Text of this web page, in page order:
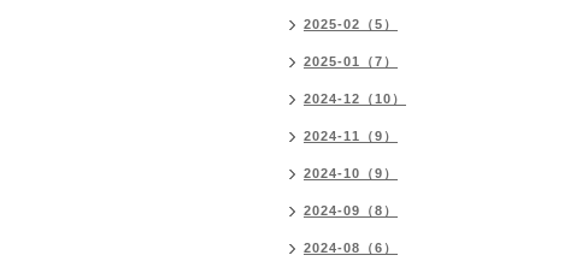
2025-02（5）
2025-01（7）
2024-12（10）
2024-11（9）
2024-10（9）
2024-09（8）
2024-08（6）